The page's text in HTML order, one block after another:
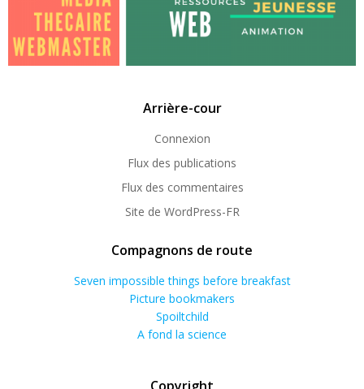
Arrière-cour
Connexion
Flux des publications
Flux des commentaires
Site de WordPress-FR
Compagnons de route
Seven impossible things before breakfast
Picture bookmakers
Spoiltchild
A fond la science
Copyright